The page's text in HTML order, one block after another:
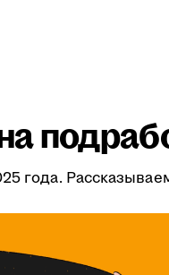
года.